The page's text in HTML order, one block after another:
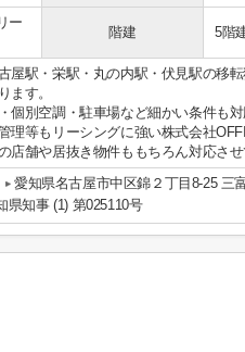
ー
階建 5階
屋駅・栄駅・丸の内駅・伏見駅の移
ます。
個別空調・駐車場など細かい条件も対
理等もリーシングに強い株式会社
店舗や居抜き物件ももちろん対応させ
愛知県名古屋市中区錦２丁目8-25 三
県知事 (1) 第025110号